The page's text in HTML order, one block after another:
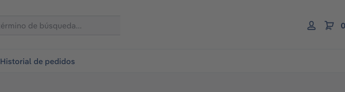
Historial de pedidos